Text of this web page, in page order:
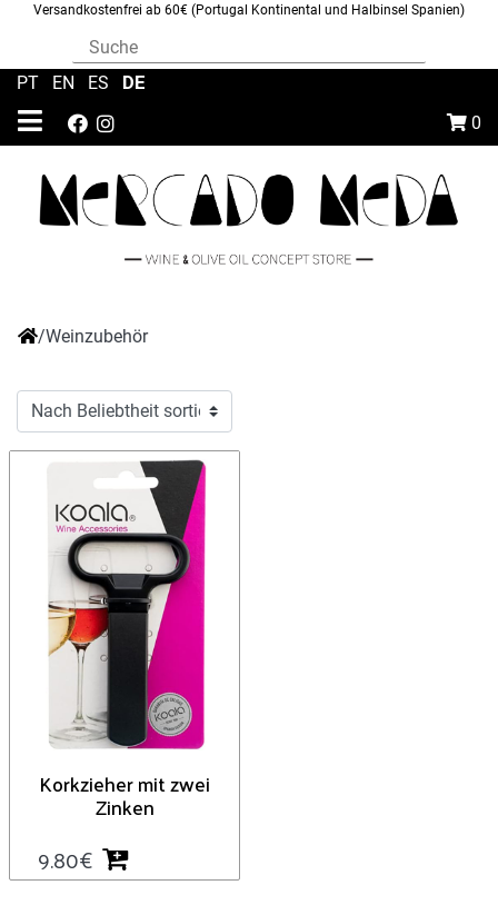
Versandkostenfrei ab 60€ (Portugal Kontinental und Halbinsel Spanien)
0
PT EN ES DE
/Weinzubehör
Korkzieher mit zwei
Zinken
9.80€